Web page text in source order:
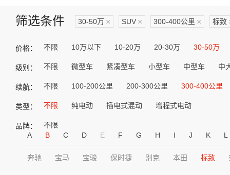
筛选条件 30-50万 × SUV × 300-400公里 × 标致
价格： 不限 10万以下 10-20万 20-30万 30-50万
级别： 不限 微型车 紧凑型车 小型车 中型车 中
续航： 不限 100-200公里 200-300公里 300-400公里
类型： 不限 纯电动 插电式混动 增程式电动
品牌：
不限
A
B C D E F G H I J K L
奔驰 宝马 宝骏 保时捷 别克 本田 标致